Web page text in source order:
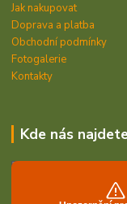
Jak nakupovat
Doprava a platba
Obchodní podmínky
Fotogalerie
Kontakty
Kde nás